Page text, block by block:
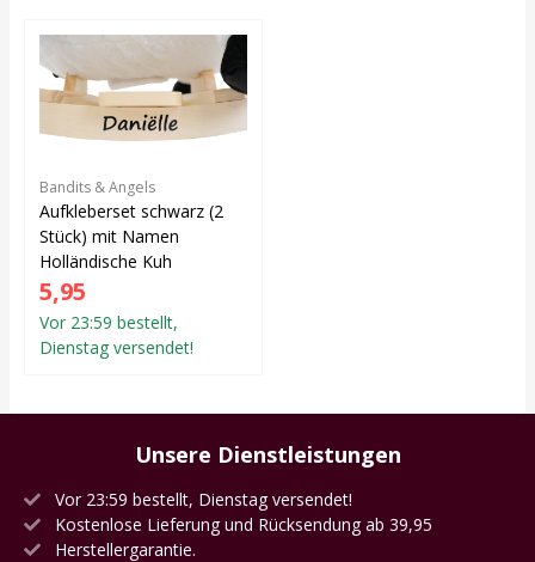
Bandits & Angels
Aufkleberset schwarz (2
Stück) mit Namen
Holländische Kuh
5,95
Vor 23:59 bestellt,
Dienstag versendet!
Unsere Dienstleistungen
Vor 23:59 bestellt, Dienstag versendet!
Kostenlose Lieferung und Rücksendung ab 39,95
Herstellergarantie.